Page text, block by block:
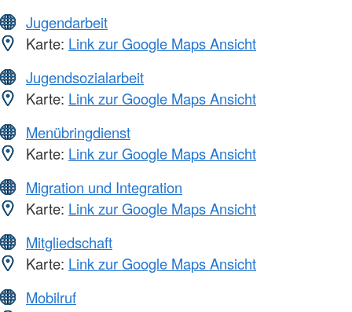
Jugendarbeit
Karte: Link zur Google Maps Ansicht
Jugendsozialarbeit
Karte: Link zur Google Maps Ansicht
Menübringdienst
Karte: Link zur Google Maps Ansicht
Migration und Integration
Karte: Link zur Google Maps Ansicht
Mitgliedschaft
Karte: Link zur Google Maps Ansicht
Mobilruf